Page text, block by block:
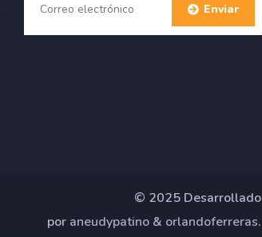
© 2025 Desarrollado
por aneudypatino & orlandoferreras.